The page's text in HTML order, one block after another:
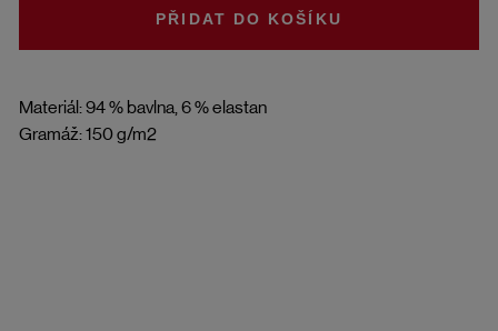
Materiál: 94 % bavlna, 6 % elastan
Gramáž: 150 g/m2
DO KOŠÍKU